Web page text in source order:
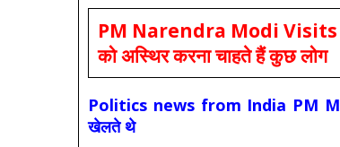
PM Narendra Modi Visits
को अस्थिर करना चाहते हैं कुछ लोग
Politics news from India PM
खेलते थे